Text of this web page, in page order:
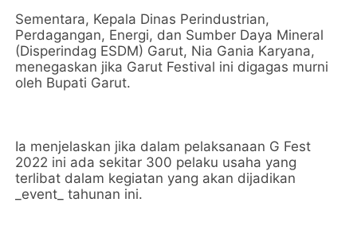
Sementara, Kepala Dinas Perindustrian,
Perdagangan, Energi, dan Sumber Daya Mineral
(Disperindag ESDM) Garut, Nia Gania Karyana,
menegaskan jika Garut Festival ini digagas murni
oleh Bupati Garut.
Ia menjelaskan jika dalam pelaksanaan G Fest
2022 ini ada sekitar 300 pelaku usaha yang
terlibat dalam kegiatan yang akan dijadikan
_event_ tahunan ini.